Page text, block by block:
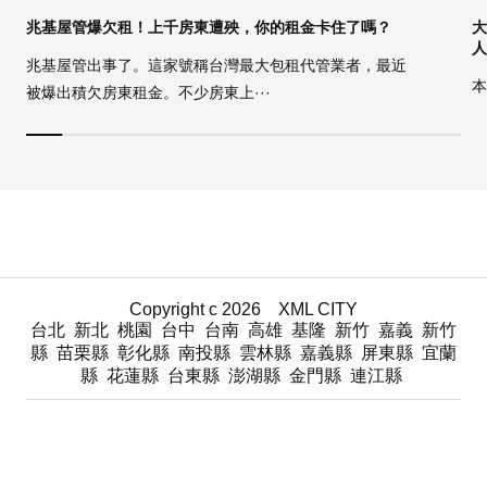
兆基屋管爆欠租！上千房東遭殃，你的租金卡住了嗎？
兆基屋管出事了。這家號稱台灣最大包租代管業者，最近
被爆出積欠房東租金。不少房東上···
Copyright c 2026 XML CITY
台北 新北 桃園 台中 台南 高雄 基隆 新竹 嘉義 新竹
縣 苗栗縣 彰化縣 南投縣 雲林縣 嘉義縣 屏東縣 宜蘭
縣 花蓮縣 台東縣 澎湖縣 金門縣 連江縣